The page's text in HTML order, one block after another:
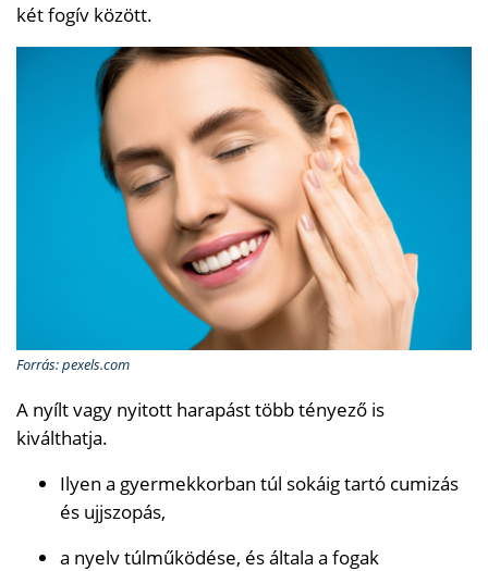
két fogív között.
Forrás: pexels.com
A nyílt vagy nyitott harapást több tényező is
kiválthatja.
Ilyen a gyermekkorban túl sokáig tartó cumizás
és ujjszopás,
a nyelv túlműködése, és általa a fogak